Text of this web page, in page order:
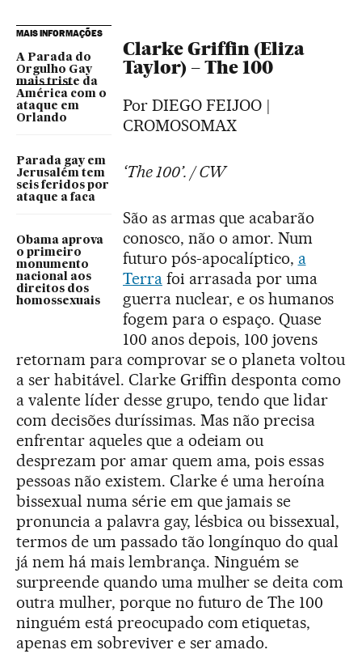
MAIS INFORMAÇÕES
A Parada do
Orgulho Gay
mais triste da
América com o
ataque em
Orlando
Parada gay em
Jerusalém tem
seis feridos por
ataque a faca
Obama aprova
o primeiro
monumento
nacional aos
direitos dos
homossexuais
Clarke Griffin (Eliza
Taylor) – The 100
Por DIEGO FEIJOO |
CROMOSOMAX
‘The 100’. / CW
São as armas que acabarão
conosco, não o amor. Num
futuro pós-apocalíptico, a
Terrafoi arrasada por uma
guerra nuclear, e os humanos
fogem para o espaço. Quase
100 anos depois, 100 jovens
retornam para comprovar se o planeta voltou
a ser habitável. Clarke Griffin desponta como
a valente líder desse grupo, tendo que lidar
com decisões duríssimas. Mas não precisa
enfrentar aqueles que a odeiam ou
desprezam por amar quem ama, pois essas
pessoas não existem. Clarke é uma heroína
bissexual numa série em que jamais se
pronuncia a palavra gay, lésbica ou bissexual,
termos de um passado tão longínquo do qual
já nem há mais lembrança. Ninguém se
surpreende quando uma mulher se deita com
outra mulher, porque no futuro de The 100
ninguém está preocupado com etiquetas,
apenas em sobreviver e ser amado.